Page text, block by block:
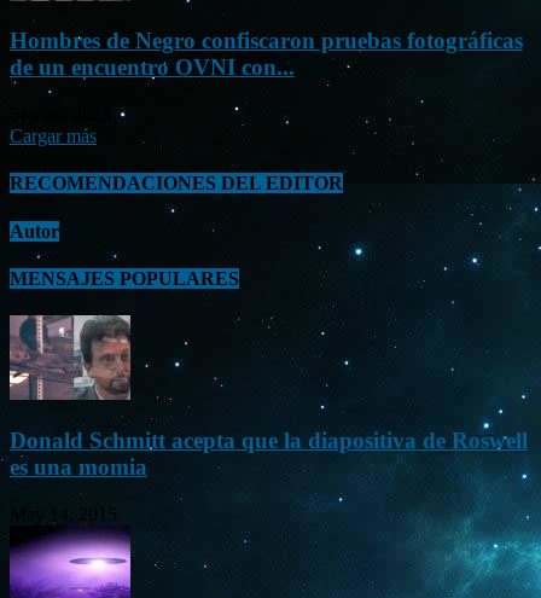
Hombres de Negro confiscaron pruebas fotográficas
de un encuentro OVNI con...
Cargar más
RECOMENDACIONES DEL EDITOR
Autor
MENSAJES POPULARES
Donald Schmitt acepta que la diapositiva de Roswell
es una momia
May 14, 2015